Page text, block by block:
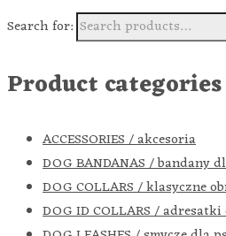
Search for:
Product categories
ACCESSORIES / akcesoria
DOG BANDANAS / bandany
DOG COLLARS / klasyczne
DOG ID COLLARS /